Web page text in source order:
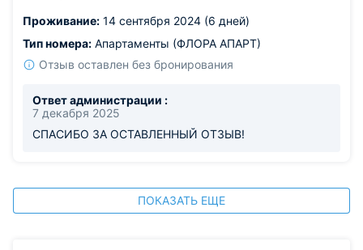
Проживание: 14 сентября 2024 (6 дней)
Тип номера: Апартаменты (ФЛОРА АПАРТ)
Отзыв оставлен без бронирования
Ответ администрации :
7 декабря 2025
СПАСИБО ЗА ОСТАВЛЕННЫЙ ОТЗЫВ!
ПОКАЗАТЬ ЕЩЕ